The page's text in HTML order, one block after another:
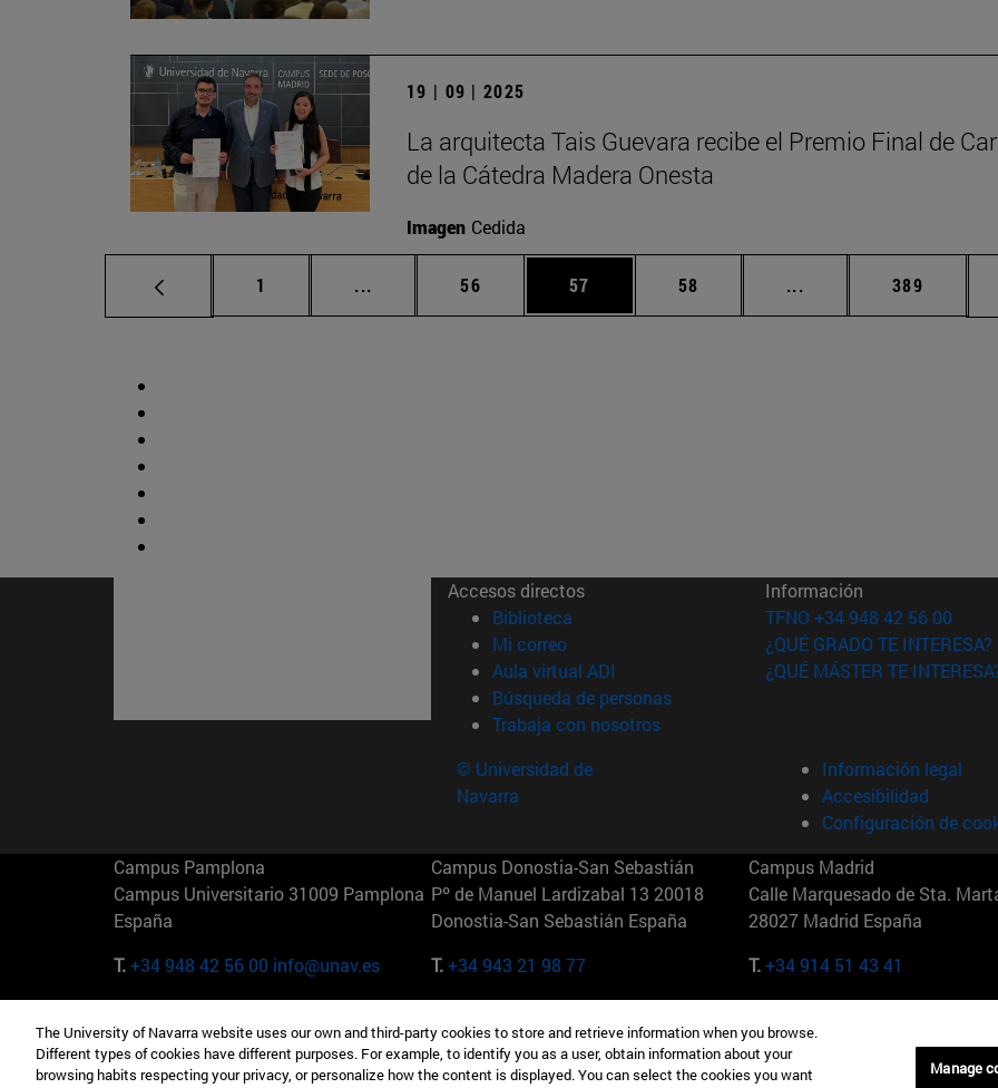
19 | 09 | 2025
La arquitecta Tais Guevara recibe el Premio Final de
de la Cátedra Madera Onesta
Imagen Cedida
Página
1 ... Páginas intermedias Use TAB para desplazarse.
Página
56 Página
57 Página
58 ... Páginas intermedias
Página
389
Accesos directos
Biblioteca (abre en nueva ventana)
Mi correo(abre en nueva ventana)
Aula virtual ADI (abre en nueva ventana)
Búsqueda de personas(abre en nueva ventana)
Trabaja con nosotros(abre en nueva ventana)
Información
TFNO +34 948 42 56 00
¿QUÉ GRADO TE INTERESA?
¿QUÉ MÁSTER TE
© Universidad de
Navarra
Información legal
Accesibilidad
Configuración de
Campus Pamplona
Campus Universitario 31009 Pamplona
España
T.+34 948 42 56 00 info@unav.es
Campus Donostia-San Sebastián
Pº de Manuel Lardizabal 13 20018
Donostia-San Sebastián España
T.+34 943 21 98 77
Campus Madrid
Calle Marquesado de Sta.
28027 Madrid España
T.+34 914 51 43 41
Camino del Cerro Águila 3 28023
Madrid España
165 W 57th St 10019-2201 Nueva York
EE.UU
Maria-Theresia-Straße 15
Múnich Alemania
The University of Navarra website uses our own and third-party cookies to store and retrieve information when you browse.
Different types of cookies have different purposes. For example, to identify you as a user, obtain information about your
browsing habits respecting your privacy, or personalize how the content is displayed. You can select the cookies you want
Manage